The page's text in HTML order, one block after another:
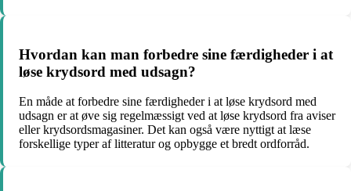
Hvordan kan man forbedre sine færdigheder i at
løse krydsord med udsagn?
En måde at forbedre sine færdigheder i at løse krydsord med
udsagn er at øve sig regelmæssigt ved at løse krydsord fra aviser
eller krydsordsmagasiner. Det kan også være nyttigt at læse
forskellige typer af litteratur og opbygge et bredt ordforråd.